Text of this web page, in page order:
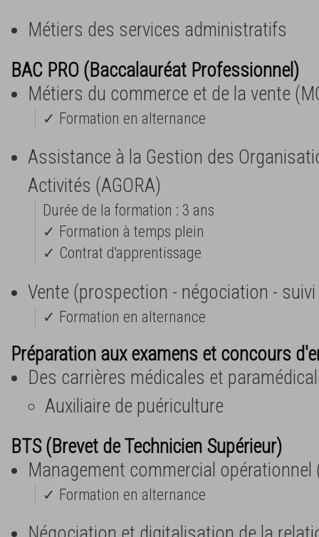
Métiers des services administratifs
BAC PRO (Baccalauréat Professionnel)
Métiers du commerce et de la vente
✓ Formation en alternance
Assistance à la Gestion des
Activités (AGORA)
Durée de la formation : 3 ans
✓ Formation à temps plein
✓ Contrat d'apprentissage
Vente (prospection - négociation -
✓ Formation en alternance
Préparation aux examens et concours
Des carrières médicales et
Auxiliaire de puériculture
BTS (Brevet de Technicien Supérieur)
Management commercial opérationnel
✓ Formation en alternance